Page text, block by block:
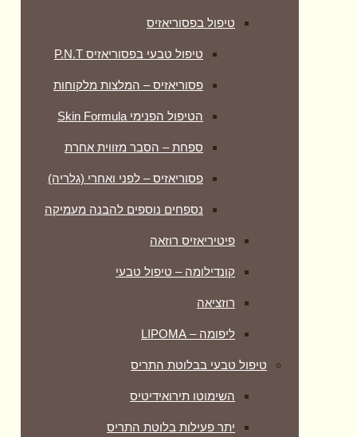
טיפול בפסוריאזיס
טיפול טבעי בפסוריאזיס P.N.T
פסוריאזיס – המלצות מלקוחות
הטיפול הפנימי Skin Formula
ספחת – הסבר מזווית אחרת
פסוריאזיס – לפני ואחרי (גלריה)
נספחים נוספים להבנה מעמיקה
פיטיריאזיס רוזאה
קונדילומה – טיפול טבעי
רוזציאה
ליפומה – LIPOMA
טיפול טבעי בבלוטת התריס
השימוטו תירואידיטיס
יתר פעילות בלוטת התריס